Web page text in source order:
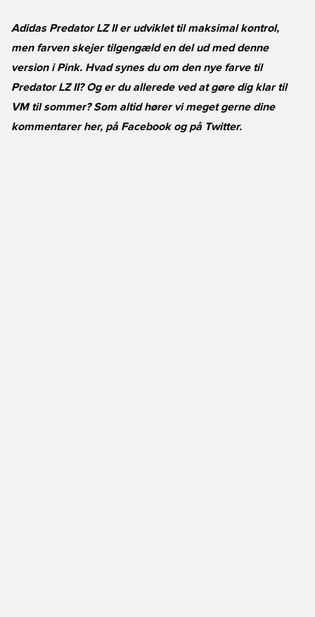
Adidas Predator LZ II er udviklet til maksimal kontrol,
men farven skejer tilgengæld en del ud med denne
version i Pink. Hvad synes du om den nye farve til
Predator LZ II? Og er du allerede ved at gøre dig klar til
VM til sommer? Som altid hører vi meget gerne dine
kommentarer her, på Facebookog på Twitter.